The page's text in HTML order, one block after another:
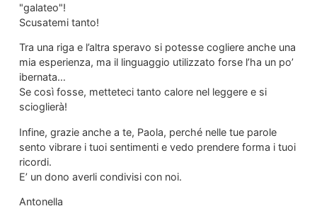
"galateo"!
Scusatemi tanto!
Tra una riga e l’altra speravo si potesse cogliere anche una
mia esperienza, ma il linguaggio utilizzato forse l’ha un po’
ibernata…
Se così fosse, metteteci tanto calore nel leggere e si
scioglierà!
Infine, grazie anche a te, Paola, perché nelle tue parole
sento vibrare i tuoi sentimenti e vedo prendere forma i tuoi
ricordi.
E’ un dono averli condivisi con noi.
Antonella